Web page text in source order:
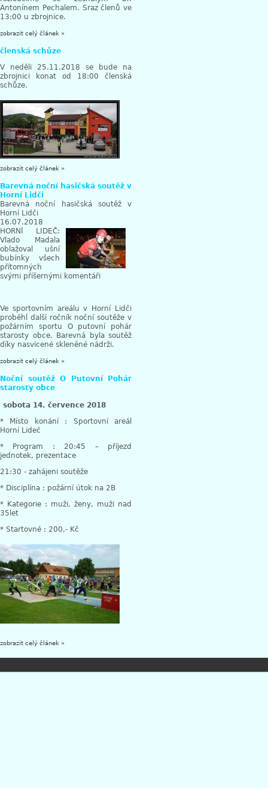
Antonínem Pechalem. Sraz členů ve
13:00 u zbrojnice.
zobrazit celý článek »
členská schůze
V neděli 25.11.2018 se bude na
zbrojnici konat od 18:00 členská
schůze.
zobrazit celý článek »
Barevná noční hasičská soutěž v
Horní Lidči
Barevná noční hasičská soutěž v
Horní Lidči
16.07.2018
HORNÍ LIDEČ:
Vlado Madala
oblažoval ušní
bubínky všech
přítomných
svými příšernými komentáři
Ve sportovním areálu v Horní Lidči
proběhl další ročník noční soutěže v
požárním sportu O putovní pohár
starosty obce. Barevná byla soutěž
díky nasvícené skleněné nádrži.
zobrazit celý článek »
Noční soutěž O Putovní Pohár
starosty obce
sobota 14. července 2018
* Místo konání : Sportovní areál
Horní Lideč
* Program : 20:45 – příjezd
jednotek, prezentace
21:30 - zahájeni soutěže
* Disciplína : požární útok na 2B
* Kategorie : muži, ženy, muži nad
35let
* Startovné : 200,- Kč
zobrazit celý článek »